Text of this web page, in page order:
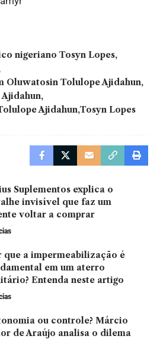
nigeriano Tosyn Lopes
Oluwatosin Tolulope Ajidahun
Ajidahun Tosyn Lopes
Suplementos explica o
invisível que faz um
voltar a comprar
que a impermeabilização é
em um aterro
Entenda neste artigo
ou controle? Márcio
de Araújo analisa o dilema